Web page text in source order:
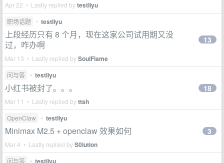
Apr 22 • Lastly replied bytestliyu
职场话题 • testliyu
上段经历只有 8 个月，现在这家公司试用期又没
过，咋办啊
Mar 13 • Lastly replied bySoulFlame
13
问与答 • testliyu
小红书被封了。。。
Mar 11 • Lastly replied byttsh
18
OpenClaw • testliyu
Minimax M2.5 + openclaw 效果如何
Mar 4 • Lastly replied byS0lution
3
问与答 • testliyu